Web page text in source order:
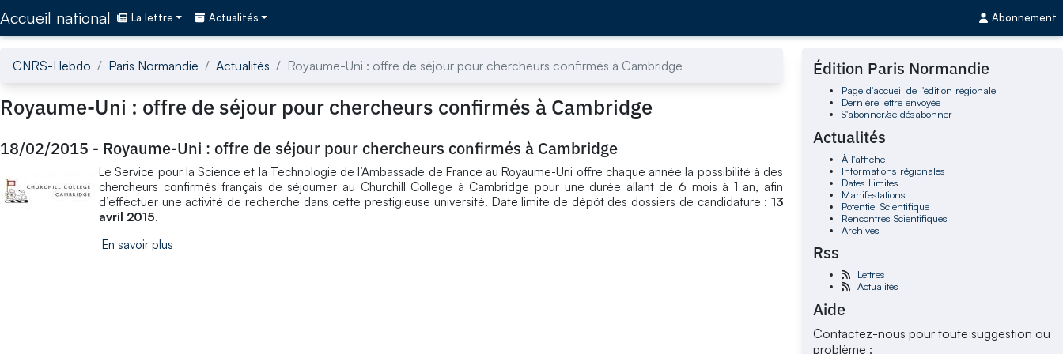
Accueil national La lettre Actualités Abonnement
CNRS-Hebdo Paris Normandie Actualités Royaume-Uni : offre de séjour pour chercheurs confirmés à Cambridge
Royaume-Uni : offre de séjour pour chercheurs confirmés à Cambridge
18/02/2015 - Royaume-Uni : offre de séjour pour chercheurs confirmés à Cambridge
Le Service pour la Science et la Technologie de l’Ambassade de France au Royaume-Uni offre chaque année la possibilité à des
chercheurs confirmés français de séjourner au Churchill College à Cambridge pour une durée allant de 6 mois à 1 an, afin
d’effectuer une activité de recherche dans cette prestigieuse université. Date limite de dépôt des dossiers de candidature : 13
avril 2015.
En savoir plus
Édition Paris Normandie
Page d'accueil de l'édition régionale
Dernière lettre envoyée
S'abonner/se désabonner
Actualités
À l'affiche
Informations régionales
Dates Limites
Manifestations
Potentiel Scientifique
Rencontres Scientifiques
Archives
Rss
Lettres
Actualités
Aide
Contactez-nous pour toute suggestion ou
problème :